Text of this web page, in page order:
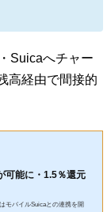
Suicaへチャー
高経由で間接的
可能に・1.5％還元
モバイルSuicaとの連携を開